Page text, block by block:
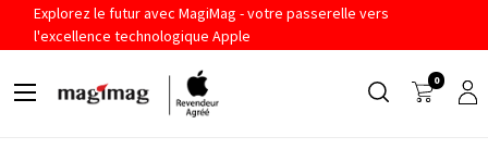
Explorez le futur avec MagiMag - votre passerelle vers
l'excellence technologique Apple
0